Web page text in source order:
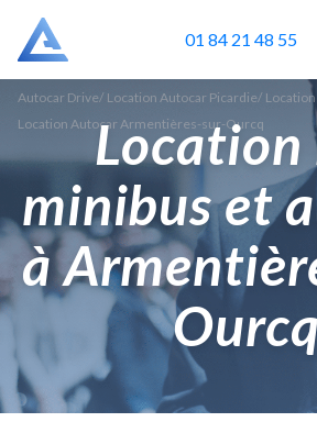
01 84 21 48 55
Autocar Drive/ Location Autocar Picardie/
Location Autocar Armentières-sur-Ourcq
Location
minibus et
à
Ourcq